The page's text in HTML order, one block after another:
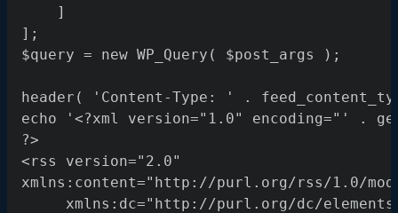
    ]
];
$query = new WP_Query( $post_args );
header( 'Content-Type: ' .
echo '<?xml version="1.0" encoding="'
?>
<rss version="2.0"
xmlns:content="http://purl.org/rss/1.0/
xmlns:dc="http://purl.org/dc/